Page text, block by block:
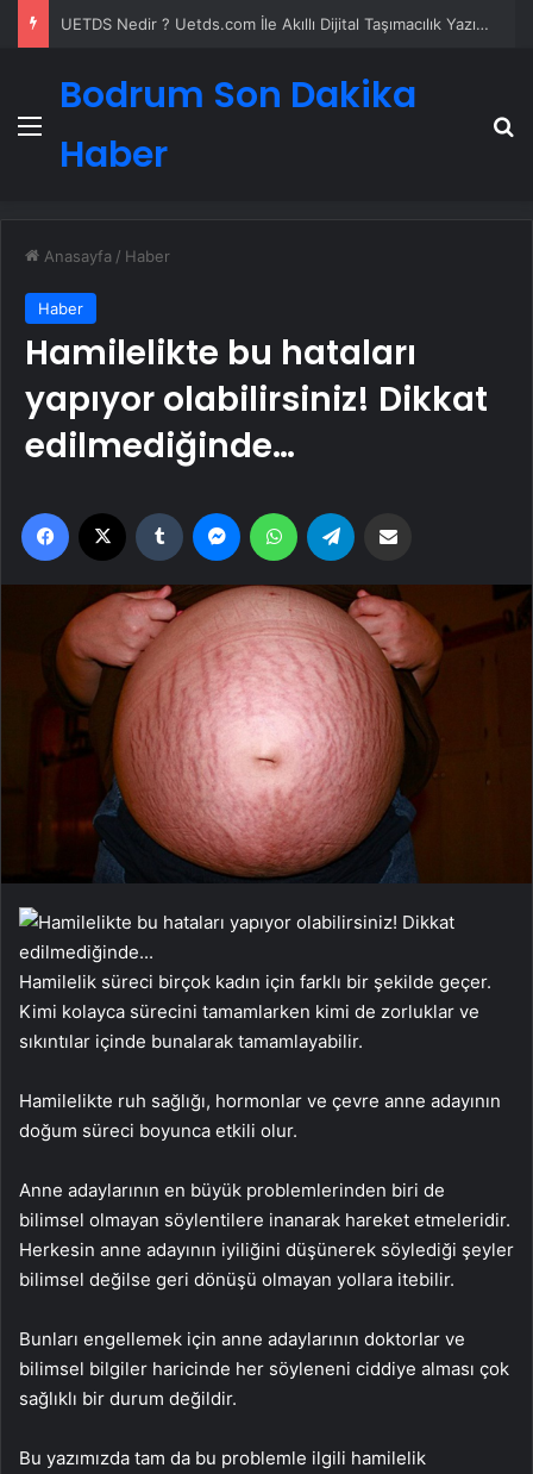
Umre Ne Kadar 2026 2027
Menü
Bodrum Son Dakika
Haber
Anasayfa / Haber
Haber
Hamilelikte bu hataları
yapıyor olabilirsiniz! Dikkat
edilmediğinde…
Facebook Tumblr MessengerWhatsApp
Hamilelik süreci birçok kadın için farklı bir şekilde geçer.
Kimi kolayca sürecini tamamlarken kimi de zorluklar ve
sıkıntılar içinde bunalarak tamamlayabilir.
Hamilelikte ruh sağlığı, hormonlar ve çevre anne adayının
doğum süreci boyunca etkili olur.
Anne adaylarının en büyük problemlerinden biri de
bilimsel olmayan söylentilere inanarak hareket etmeleridir.
Herkesin anne adayının iyiliğini düşünerek söylediği şeyler
bilimsel değilse geri dönüşü olmayan yollara itebilir.
Bunları engellemek için anne adaylarının doktorlar ve
bilimsel bilgiler haricinde her söyleneni ciddiye alması çok
sağlıklı bir durum değildir.
Bu yazımızda tam da bu problemle ilgili hamilelik